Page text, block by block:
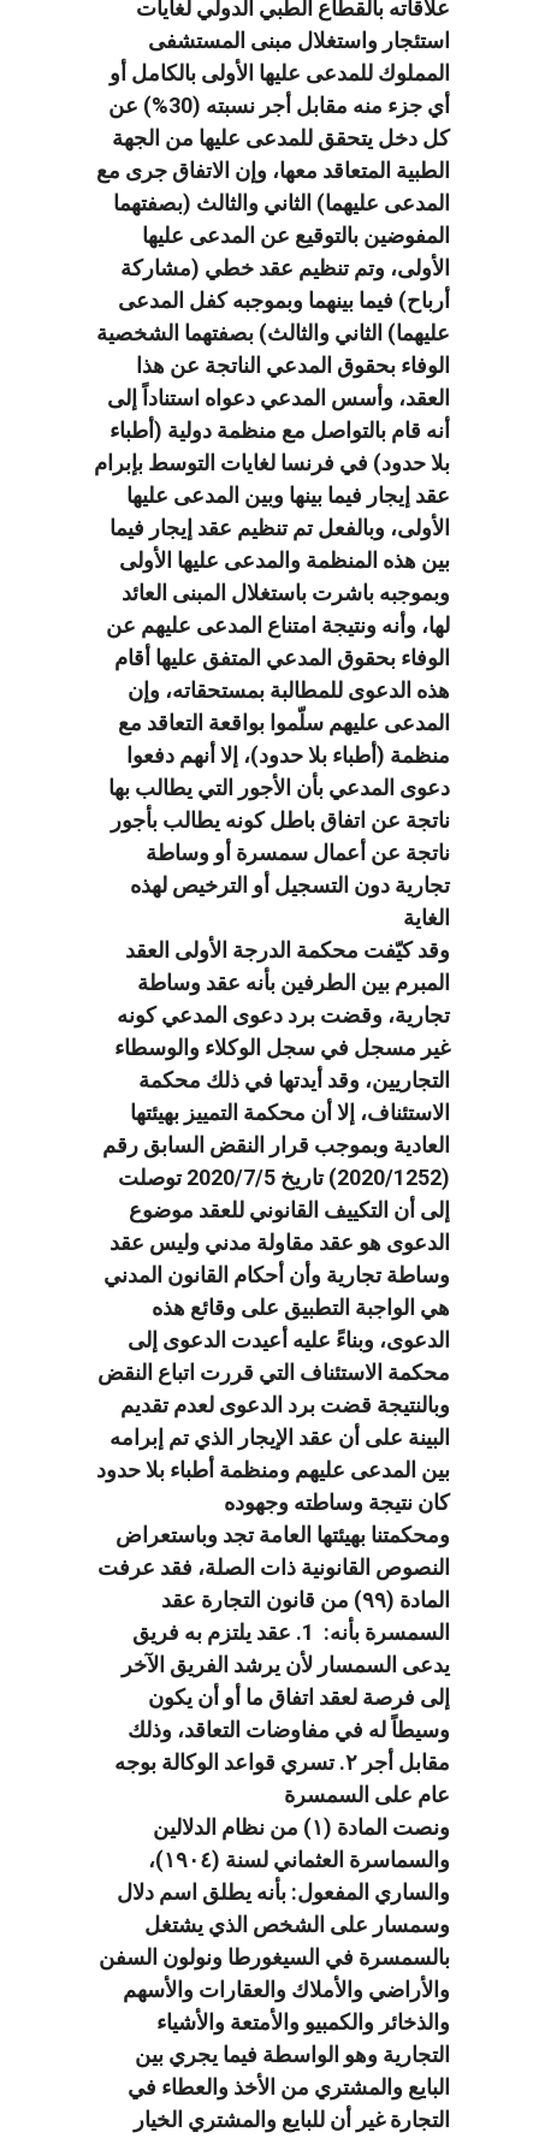
علاقاته بالقطاع الطبي الدولي لغايات
استئجار واستغلال مبنى المستشفى
المملوك للمدعى عليها الأولى بالكامل أو
أي جزء منه مقابل أجر نسبته (30%) عن
كل دخل يتحقق للمدعى عليها من الجهة
الطبية المتعاقد معها، وإن الاتفاق جرى مع
المدعى عليهما) الثاني والثالث (بصفتهما
المفوضين بالتوقيع عن المدعى عليها
الأولى، وتم تنظيم عقد خطي (مشاركة
أرباح) فيما بينهما وبموجبه كفل المدعى
عليهما) الثاني والثالث) بصفتهما الشخصية
الوفاء بحقوق المدعي الناتجة عن هذا
العقد، وأسس المدعي دعواه استناداً إلى
أنه قام بالتواصل مع منظمة دولية (أطباء
بلا حدود) في فرنسا لغايات التوسط بإبرام
عقد إيجار فيما بينها وبين المدعى عليها
الأولى، وبالفعل تم تنظيم عقد إيجار فيما
بين هذه المنظمة والمدعى عليها الأولى
وبموجبه باشرت باستغلال المبنى العائد
لها، وأنه ونتيجة امتناع المدعى عليهم عن
الوفاء بحقوق المدعي المتفق عليها أقام
هذه الدعوى للمطالبة بمستحقاته، وإن
المدعى عليهم سلّموا بواقعة التعاقد مع
منظمة (أطباء بلا حدود)، إلا أنهم دفعوا
دعوى المدعي بأن الأجور التي يطالب بها
ناتجة عن اتفاق باطل كونه يطالب بأجور
ناتجة عن أعمال سمسرة أو وساطة
تجارية دون التسجيل أو الترخيص لهذه
الغاية
وقد كيّفت محكمة الدرجة الأولى العقد
المبرم بين الطرفين بأنه عقد وساطة
تجارية، وقضت برد دعوى المدعي كونه
غير مسجل في سجل الوكلاء والوسطاء
التجاريين، وقد أيدتها في ذلك محكمة
الاستئناف، إلا أن محكمة التمييز بهيئتها
العادية وبموجب قرار النقض السابق رقم
(2020/1252) تاريخ 2020/7/5 توصلت
إلى أن التكييف القانوني للعقد موضوع
الدعوى هو عقد مقاولة مدني وليس عقد
وساطة تجارية وأن أحكام القانون المدني
هي الواجبة التطبيق على وقائع هذه
الدعوى، وبناءً عليه أعيدت الدعوى إلى
محكمة الاستئناف التي قررت اتباع النقض
وبالنتيجة قضت برد الدعوى لعدم تقديم
البينة على أن عقد الإيجار الذي تم إبرامه
بين المدعى عليهم ومنظمة أطباء بلا حدود
كان نتيجة وساطته وجهوده
ومحكمتنا بهيئتها العامة تجد وباستعراض
النصوص القانونية ذات الصلة، فقد عرفت
المادة (۹۹) من قانون التجارة عقد
السمسرة بأنه: 1. عقد يلتزم به فريق
يدعى السمسار لأن يرشد الفريق الآخر
إلى فرصة لعقد اتفاق ما أو أن يكون
وسيطاً له في مفاوضات التعاقد، وذلك
مقابل أجر ٢. تسري قواعد الوكالة بوجه
عام على السمسرة
ونصت المادة (۱) من نظام الدلالين
والسماسرة العثماني لسنة (١٩٠٤)،
والساري المفعول: بأنه يطلق اسم دلال
وسمسار على الشخص الذي يشتغل
بالسمسرة في السيغورطا ونولون السفن
والأراضي والأملاك والعقارات والأسهم
والذخائر والكمبيو والأمتعة والأشياء
التجارية وهو الواسطة فيما يجري بين
البايع والمشتري من الأخذ والعطاء في
التجارة غير أن للبايع والمشتري الخيار